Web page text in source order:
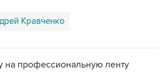
Кравченко
на профессиональную ленту